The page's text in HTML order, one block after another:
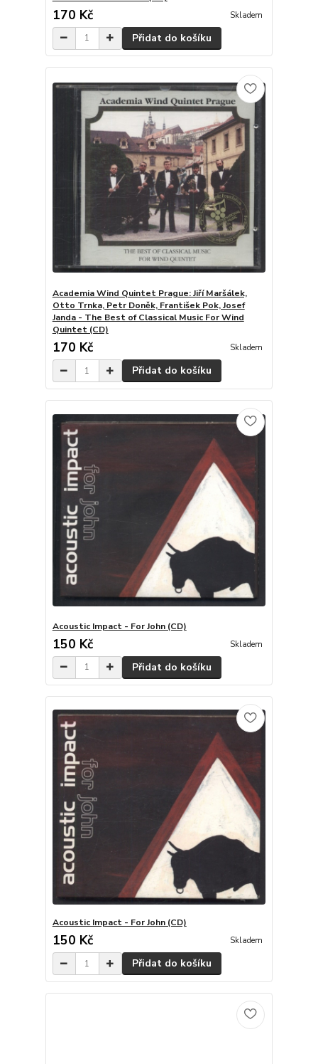
170 Kč Skladem
Přidat do košíku
Academia Wind Quintet Prague: Jiří Maršálek,
Otto Trnka, Petr Doněk, František Pok, Josef
Janda - The Best of Classical Music For Wind
Quintet (CD)
170 Kč Skladem
Přidat do košíku
Acoustic Impact - For John (CD)
150 Kč Skladem
Přidat do košíku
Acoustic Impact - For John (CD)
150 Kč Skladem
Přidat do košíku